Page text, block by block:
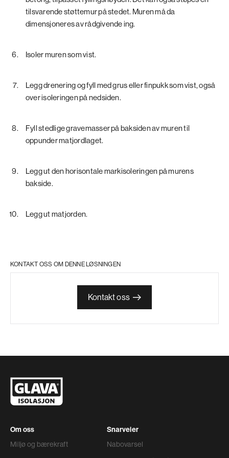
tilsvarende støttemur på stedet. Muren må da
dimensjoneres av rådgivende ing.
Isoler muren som vist.
Legg drenering og fyll med grus eller finpukk som vist, også
over isoleringen på nedsiden.
Fyll stedlige gravemasser på baksiden av muren til
oppunder matjordlaget.
Legg ut den horisontale markisoleringen på murens
bakside.
Legg ut matjorden.
KONTAKT OSS OM DENNE LØSNINGEN
Kontakt oss
Om oss
Miljø og bærekraft
Snarveier
Nabovarsel